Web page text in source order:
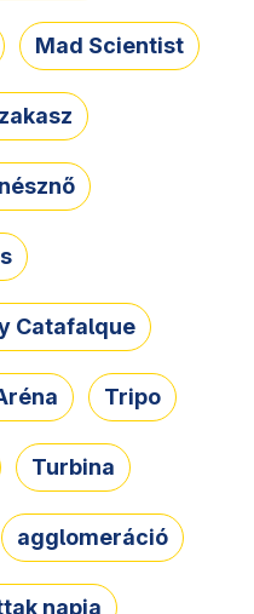
Mad Scientist
Catafalque
Tripo
Turbina
agglomeráció
napja